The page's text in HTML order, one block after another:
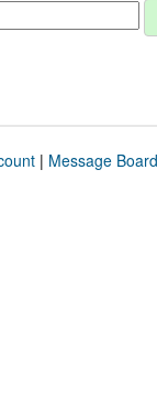
| Message